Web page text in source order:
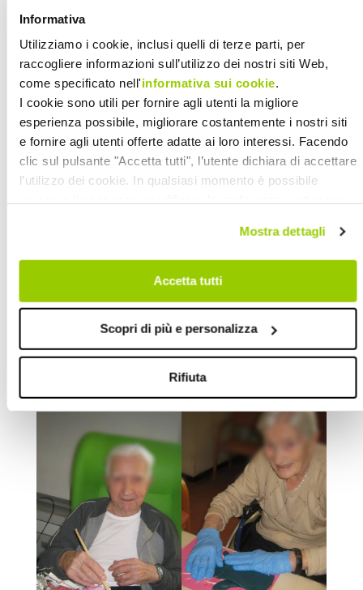
Informativa
Utilizziamo i cookie, inclusi quelli di terze parti, per
raccogliere informazioni sull’utilizzo dei nostri siti Web,
come specificato nell'informativa sui cookie.
I cookie sono utili per fornire agli utenti la migliore
esperienza possibile, migliorare costantemente i nostri siti
e fornire agli utenti offerte adatte ai loro interessi. Facendo
clic sul pulsante "Accetta tutti", l’utente dichiara di accettare
l’utilizzo dei cookie. In qualsiasi momento è possibile
su "Scopri di più e personalizza". Chiudendo questa
informativa con l’apposito tasto in alto a destra continui
Mostra dettagli
Accetta tutti
Scopri di più e personalizza
Rifiuta